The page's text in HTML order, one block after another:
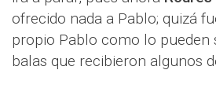
ofrecido nada a Pablo; quizá
propio Pablo como lo pueden
balas que recibieron algunos